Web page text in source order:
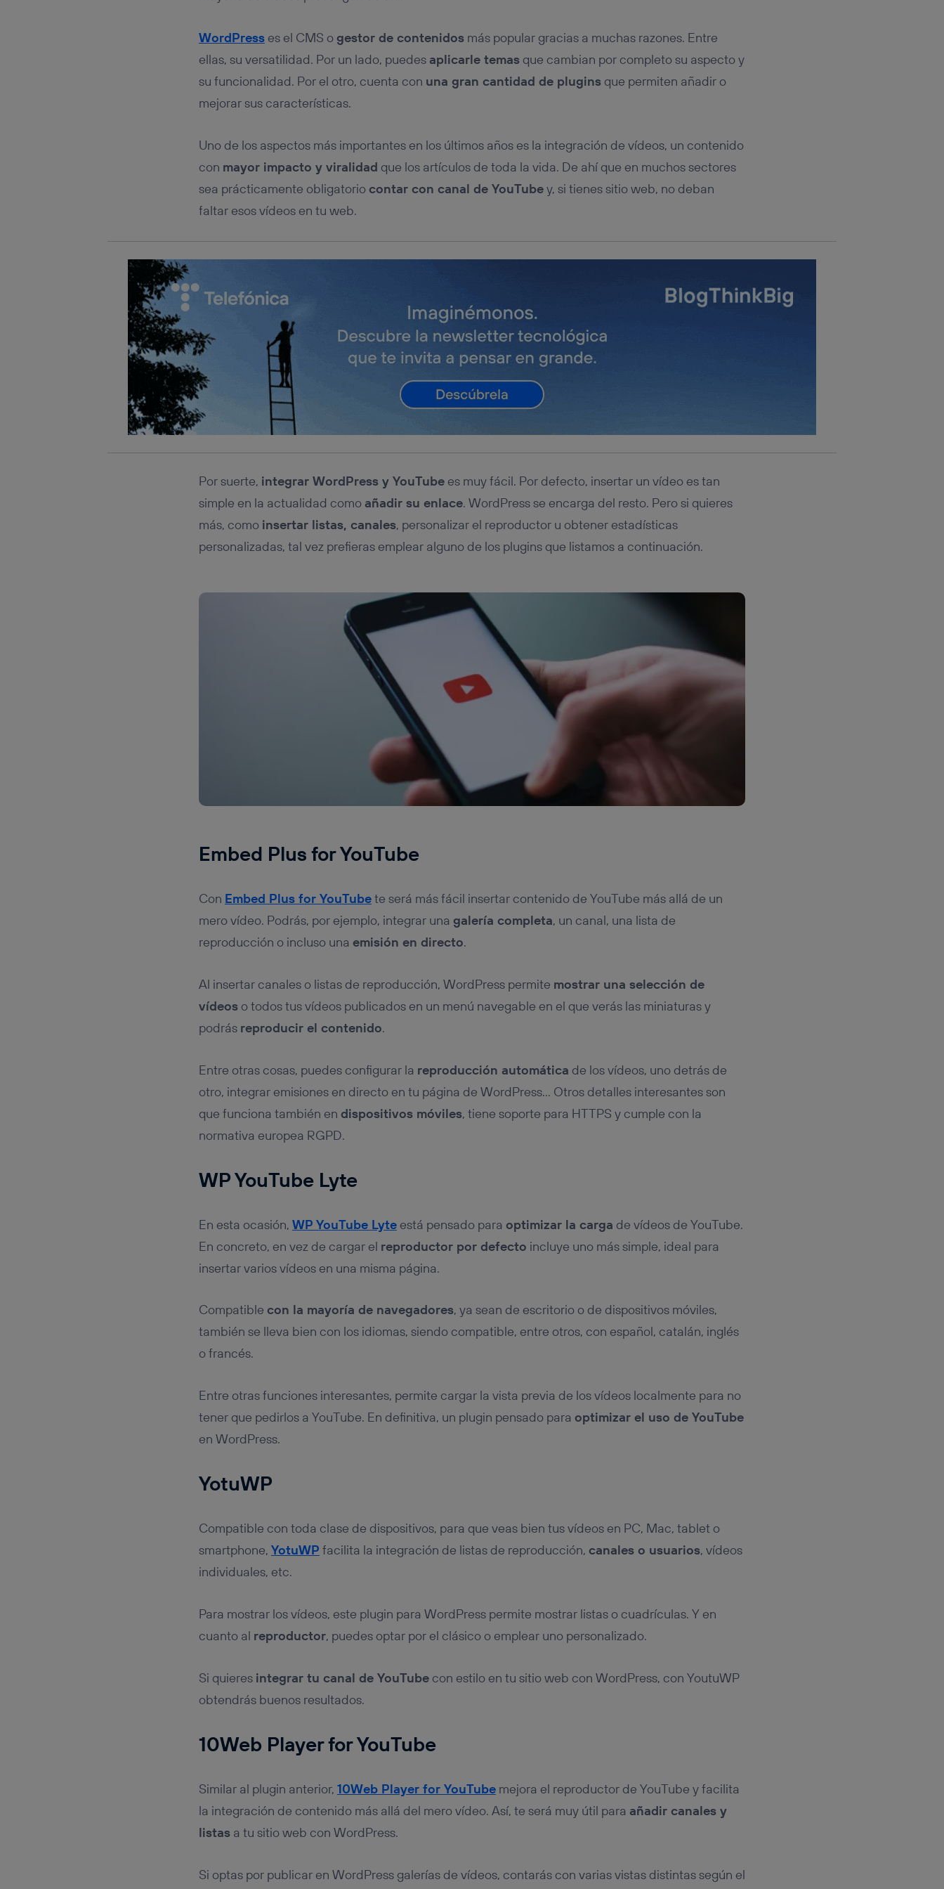
WordPresses el CMS o gestor de contenidosmás popular gracias a muchas razones. Entre
ellas, su versatilidad. Por un lado, puedes aplicarle temasque cambian por completo su aspecto y
su funcionalidad. Por el otro, cuenta con una gran cantidad de pluginsque permiten añadir o
mejorar sus características.
Uno de los aspectos más importantes en los últimos años es la integración de vídeos, un contenido
con mayor impacto y viralidad que los artículos de toda la vida. De ahí que en muchos sectores
sea prácticamente obligatoriocontar con canal de YouTubey, si tienes sitio web, no deban
faltar esos vídeos en tu web.
Por suerte, integrar WordPress y YouTubees muy fácil. Por defecto, insertar un vídeo es tan
simple en la actualidad como añadir su enlace. WordPress se encarga del resto. Pero si quieres
más, como insertar listas, canales, personalizar el reproductor u obtener estadísticas
personalizadas, tal vez prefieras emplear alguno de los plugins que listamos a continuación.
Embed Plus for YouTube
Con Embed Plus for YouTubete será más fácil insertar contenido de YouTube más allá de un
mero vídeo. Podrás, por ejemplo, integrar una galería completa, un canal, una lista de
reproducción o incluso una emisión en directo.
Al insertar canales o listas de reproducción, WordPress permite mostrar una selección de
vídeoso todos tus vídeos publicados en un menú navegable en el que verás las miniaturas y
podrás reproducir el contenido.
Entre otras cosas, puedes configurar la reproducción automática de los vídeos, uno detrás de
otro, integrar emisiones en directo en tu página de WordPress… Otros detalles interesantes son
que funciona también en dispositivos móviles, tiene soporte para HTTPS y cumple con la
normativa europea RGPD.
WP YouTube Lyte
En esta ocasión, WP YouTube Lyteestá pensado para optimizar la carga de vídeos de YouTube.
En concreto, en vez de cargar el reproductor por defecto incluye uno más simple, ideal para
insertar varios vídeos en una misma página.
Compatible con la mayoría de navegadores, ya sean de escritorio o de dispositivos móviles,
también se lleva bien con los idiomas, siendo compatible, entre otros, con español, catalán, inglés
o francés.
Entre otras funciones interesantes, permite cargar la vista previa de los vídeos localmente para no
tener que pedirlos a YouTube. En definitiva, un plugin pensado para optimizar el uso de YouTube
en WordPress.
YotuWP
Compatible con toda clase de dispositivos, para que veas bien tus vídeos en PC, Mac, tablet o
smartphone, YotuWP facilita la integración de listas de reproducción, canales o usuarios, vídeos
individuales, etc.
Para mostrar los vídeos, este plugin para WordPress permite mostrar listas o cuadrículas. Y en
cuanto al reproductor, puedes optar por el clásico o emplear uno personalizado.
Si quieres integrar tu canal de YouTubecon estilo en tu sitio web con WordPress, con YoutuWP
obtendrás buenos resultados.
10Web Player for YouTube
Similar al plugin anterior, 10Web Player for YouTubemejora el reproductor de YouTube y facilita
la integración de contenido más allá del mero vídeo. Así, te será muy útil para añadir canales y
listasa tu sitio web con WordPress.
Si optas por publicar en WordPress galerías de vídeos, contarás con varias vistas distintas según el
Si utilizas una
(p. ej., Wi-Fi), el marketing o análisis se
realizará en función de las actividades de navegación de los miembros del hogar que
hayan dado su consentimiento.
únicamente en la navegación del usuario del móvil.
inferior de esta página web o visitando el
portal de privacidad de Utiq (“consenthub”)
Para más información, consulta la política de privacidad de Utiq .